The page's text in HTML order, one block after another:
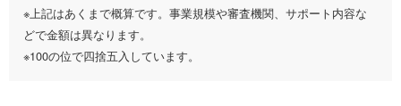
※上記はあくまで概算です。事業規模や審査機関、サポート内容な
どで金額は異なります。
※100の位で四捨五入しています。